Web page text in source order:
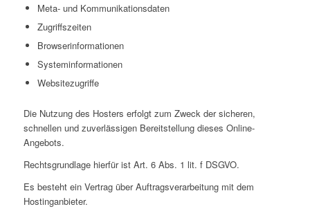
Meta- und Kommunikationsdaten
Zugriffszeiten
Browserinformationen
Systeminformationen
Websitezugriffe
Die Nutzung des Hosters erfolgt zum Zweck der sicheren,
schnellen und zuverlässigen Bereitstellung dieses Online-
Angebots.
Rechtsgrundlage hierfür ist Art. 6 Abs. 1 lit. f DSGVO.
Es besteht ein Vertrag über Auftragsverarbeitung mit dem
Hostinganbieter.